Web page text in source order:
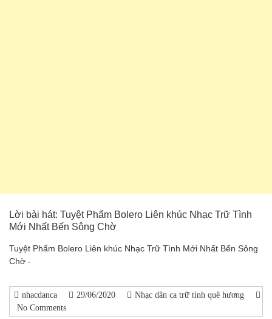
Lời bài hát: Tuyệt Phẩm Bolero Liên khúc Nhạc Trữ Tình
Mới Nhất Bến Sông Chờ
Tuyệt Phẩm Bolero Liên khúc Nhạc Trữ Tình Mới Nhất Bến Sông
Chờ -
nhacdanca 29/06/2020
Nhạc dân ca trữ tình quê hương
No Comments